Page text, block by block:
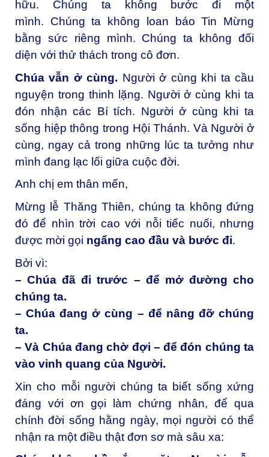
hữu. Chúng ta không bước đi một
mình. Chúng ta không loan báo Tin Mừng
bằng sức riêng mình. Chúng ta không đối
diện với thử thách trong cô đơn.
Chúa vẫn ở cùng. Người ở cùng khi ta cầu
nguyện trong thinh lặng. Người ở cùng khi ta
đón nhận các Bí tích. Người ở cùng khi ta
sống hiệp thông trong Hội Thánh. Và Người ở
cùng, ngay cả trong những lúc ta tưởng như
mình đang lạc lối giữa cuộc đời.
Anh chị em thân mến,
Mừng lễ Thăng Thiên, chúng ta không đứng
đó để nhìn trời cao với nỗi tiếc nuối, nhưng
được mời gọi ngẩng cao đầu và bước đi.
Bởi vì:
– Chúa đã đi trước – để mở đường cho
chúng ta.
– Chúa đang ở cùng – để nâng đỡ chúng
ta.
– Và Chúa đang chờ đợi – để đón chúng ta
vào vinh quang của Người.
Xin cho mỗi người chúng ta biết sống xứng
đáng với ơn gọi làm chứng nhân, để qua
chính đời sống hằng ngày, mọi người có thể
nhận ra một điều thật đơn sơ mà sâu xa: